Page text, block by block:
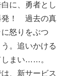
に、勇者とし
発！ 過去の真
怒りをぶつ
。追いかける
しまい……。
、新サービス